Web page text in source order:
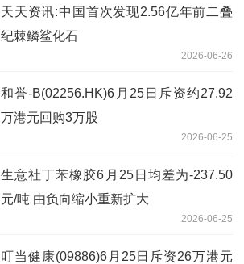
天天资讯:中国首次发现2.56亿年前二叠
纪棘鳞鲨化石
2026-06-26
和誉-B(02256.HK)6月25日斥资约27.92
万港元回购3万股
2026-06-25
生意社丁苯橡胶6月25日均差为-237.50
元/吨 由负向缩小重新扩大
2026-06-25
叮当健康(09886)6月25日斥资26万港元